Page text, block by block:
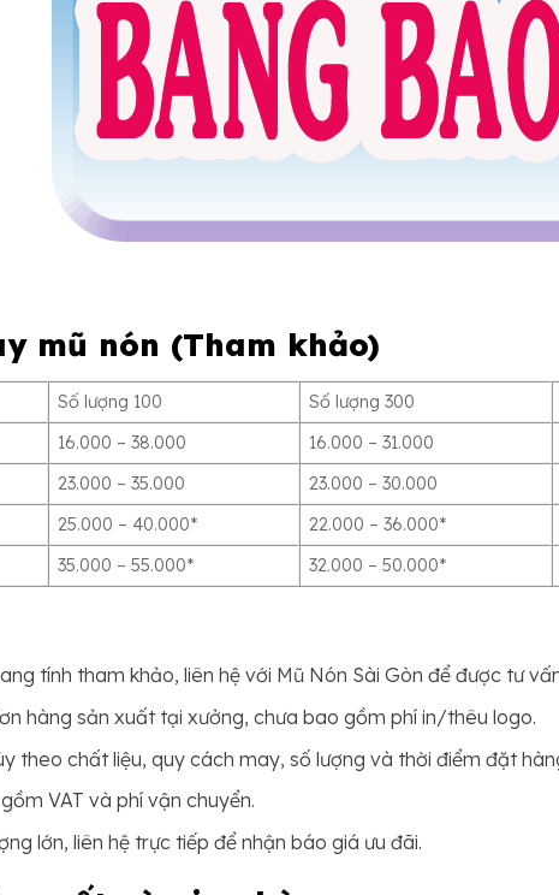
mũ nón (Tham khảo)
Số lượng 100 Số lượng 300
16.000 – 38.000 16.000 – 31.000
23.000 – 35.000 23.000 – 30.000
25.000 – 40.000* 22.000 – 36.000*
35.000 – 55.000* 32.000 – 50.000*
tính tham khảo, liên hệ với Mũ Nón Sài Gòn để được tư
hàng sản xuất tại xưởng, chưa bao gồm phí in/thêu logo.
theo chất liệu, quy cách may, số lượng và thời điểm đặt
VAT và phí vận chuyển.
lớn, liên hệ trực tiếp để nhận báo giá ưu đãi.